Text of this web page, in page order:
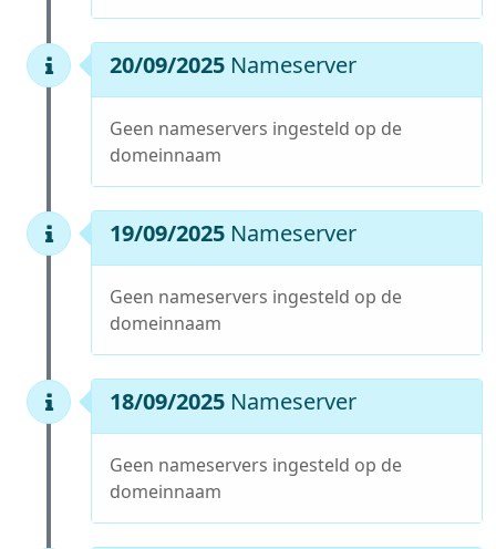
20/09/2025 Nameserver
Geen nameservers ingesteld op de
domeinnaam
19/09/2025 Nameserver
Geen nameservers ingesteld op de
domeinnaam
18/09/2025 Nameserver
Geen nameservers ingesteld op de
domeinnaam